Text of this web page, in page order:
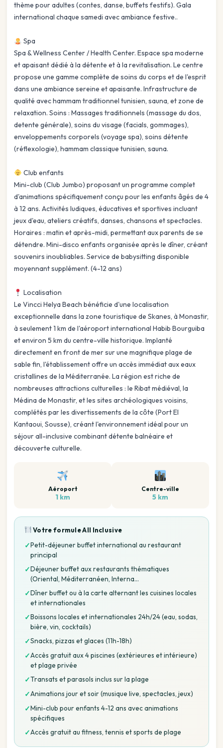
thème pour adultes (contes, danse, buffets festifs). Gala
international chaque samedi avec ambiance festive..
Spa
Spa & Wellness Center / Health Center. Espace spa moderne
et apaisant dédié à la détente et à la revitalisation. Le centre
propose une gamme complète de soins du corps et de l'esprit
dans une ambiance sereine et apaisante. Infrastructure de
qualité avec hammam traditionnel tunisien, sauna, et zone de
relaxation. Soins : Massages traditionnels (massage du dos,
detente générale), soins du visage (facials, gommages),
enveloppements corporels (voyage spa), soins détente
(réflexologie), hammam classique tunisien, sauna.
Club enfants
Mini-club (Club Jumbo) proposant un programme complet
d'animations spécifiquement conçu pour les enfants âgés de 4
à 12 ans. Activités ludiques, éducatives et sportives incluant
jeux d'eau, ateliers créatifs, danses, chansons et spectacles.
Horaires : matin et après-midi, permettant aux parents de se
détendre. Mini-disco enfants organisée après le dîner, créant
souvenirs inoubliables. Service de babysitting disponible
moyennant supplément. (4-12 ans)
Localisation
Le Vincci Helya Beach bénéficie d'une localisation
exceptionnelle dans la zone touristique de Skanes, à Monastir,
à seulement 1 km de l'aéroport international Habib Bourguiba
et environ 5 km du centre-ville historique. Implanté
directement en front de mer sur une magnifique plage de
sable fin, l'établissement offre un accès immédiat aux eaux
cristallines de la Méditerranée. La région est riche de
nombreuses attractions culturelles : le Ribat médiéval, la
Médina de Monastir, et les sites archéologiques voisins,
complétés par les divertissements de la côte (Port El
Kantaoui, Sousse), créant l'environnement idéal pour un
séjour all-inclusive combinant détente balnéaire et
découverte culturelle.
Aéroport
1 km
Centre-ville
5 km
Votre formuleAll Inclusive
✓Petit-déjeuner buffet international au restaurant
principal
✓Déjeuner buffet aux restaurants thématiques
(Oriental, Méditerranéen, Interna…
✓Dîner buffet ou à la carte alternant les cuisines locales
et internationales
✓Boissons locales et internationales 24h/24 (eau, sodas,
bière, vin, cocktails)
✓Snacks, pizzas et glaces (11h-18h)
✓Accès gratuit aux 4 piscines (extérieures et intérieure)
et plage privée
✓Transats et parasols inclus sur la plage
✓Animations jour et soir (musique live, spectacles, jeux)
✓Mini-club pour enfants 4-12 ans avec animations
spécifiques
✓Accès gratuit au fitness, tennis et sports de plage